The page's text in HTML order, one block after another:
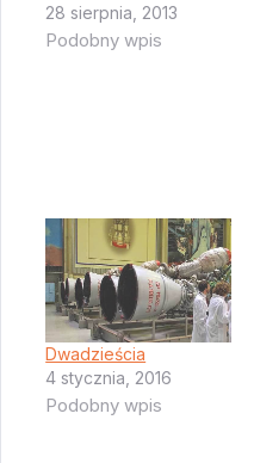
28 sierpnia, 2013
Podobny wpis
Dwadzieścia
4 stycznia, 2016
Podobny wpis